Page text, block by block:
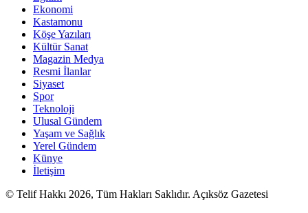
Ekonomi
Kastamonu
Köşe Yazıları
Kültür Sanat
Magazin Medya
Resmi İlanlar
Siyaset
Spor
Teknoloji
Ulusal Gündem
Yaşam ve Sağlık
Yerel Gündem
Künye
İletişim
© Telif Hakkı 2026, Tüm Hakları Saklıdır. Açıksöz Gazetesi